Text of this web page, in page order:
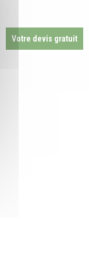
Votre devis gratuit